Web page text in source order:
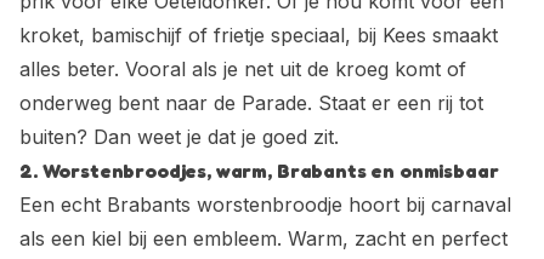
kroket, bamischijf of frietje speciaal, bij Kees smaakt
alles beter. Vooral als je net uit de kroeg komt of
onderweg bent naar de Parade. Staat er een rij tot
buiten? Dan weet je dat je goed zit.
2. Worstenbroodjes, warm, Brabants en onmisbaar
Een echt Brabants worstenbroodje hoort bij carnaval
als een kiel bij een embleem. Warm, zacht en perfect